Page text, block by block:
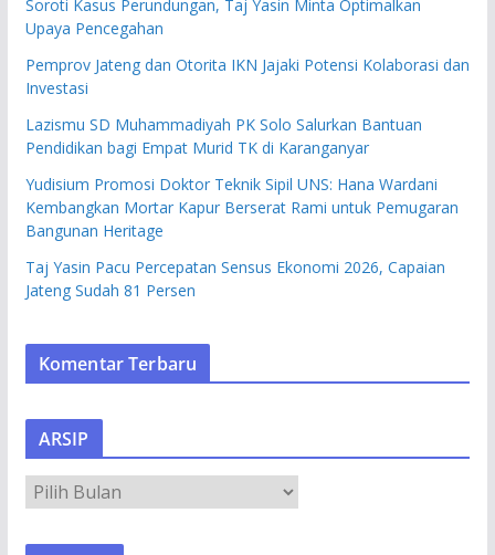
Soroti Kasus Perundungan, Taj Yasin Minta Optimalkan
Upaya Pencegahan
Pemprov Jateng dan Otorita IKN Jajaki Potensi Kolaborasi dan
Investasi
Lazismu SD Muhammadiyah PK Solo Salurkan Bantuan
Pendidikan bagi Empat Murid TK di Karanganyar
Yudisium Promosi Doktor Teknik Sipil UNS: Hana Wardani
Kembangkan Mortar Kapur Berserat Rami untuk Pemugaran
Bangunan Heritage
Taj Yasin Pacu Percepatan Sensus Ekonomi 2026, Capaian
Jateng Sudah 81 Persen
Komentar Terbaru
ARSIP
R
S